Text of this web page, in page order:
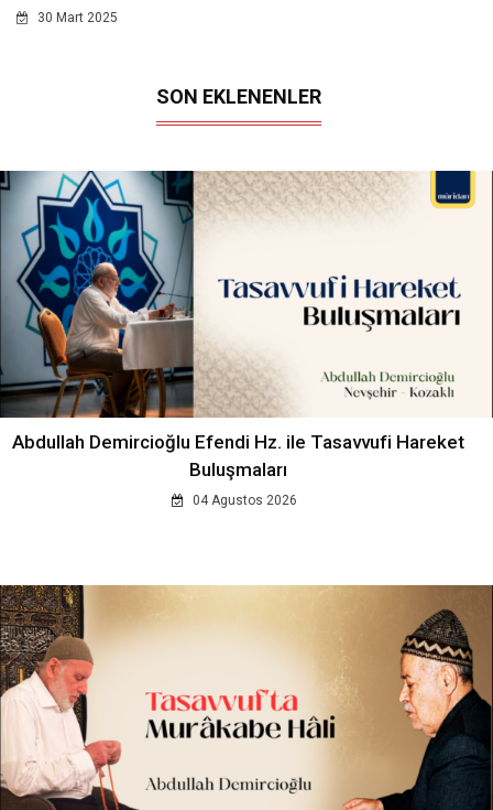
30 Mart 2025
SON EKLENENLER
Abdullah Demircioğlu Efendi Hz. ile Tasavvufi Hareket
Buluşmaları
04 Agustos 2026